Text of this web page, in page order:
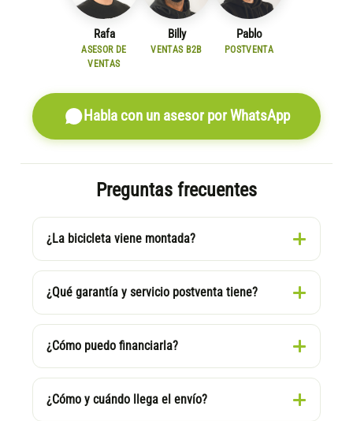
Rafa
ASESOR DE
VENTAS
Billy
VENTAS B2B
Pablo
POSTVENTA
Habla con un asesor por WhatsApp
Preguntas frecuentes
¿La bicicleta viene montada?
¿Qué garantía y servicio postventa tiene?
¿Cómo puedo financiarla?
¿Cómo y cuándo llega el envío?